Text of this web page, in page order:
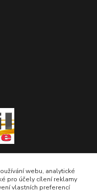
webu, analytické
pro účely cílení reklamy
vlastních preferencí